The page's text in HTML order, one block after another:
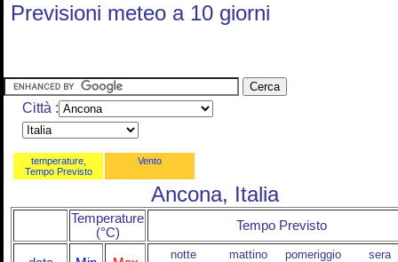
Previsioni meteo a 10 giorni
Città :
temperature,
Tempo Previsto
Vento
Ancona, Italia
Temperature
(°C)
Tempo Previsto
notte mattino pomeriggio
sera